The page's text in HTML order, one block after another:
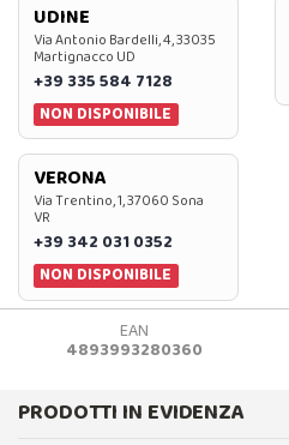
UDINE
Via Antonio Bardelli, 4, 33035
Martignacco UD
+39 335 584 7128
NON DISPONIBILE
VERONA
Via Trentino, 1, 37060 Sona
VR
+39 342 031 0352
NON DISPONIBILE
EAN
4893993280360
PRODOTTI IN EVIDENZA